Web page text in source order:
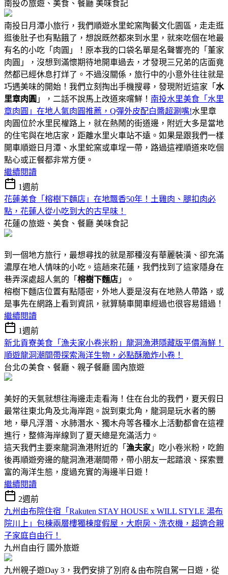
南投の旅遊、美食、餐廳 美味食記
南投日月潭小旅行，我們順遊水里蛇窯陶藝文化園區，走走逛
逛後肚子也有點餓了，想說既然都來到水里，就來吃個在地最
有名的小吃「肉圓」！原本我的口袋名單是名聲響亮的「董家
肉圓」，沒想到滿懷期待地開車過去，才發現三兄弟的店面竟
然都已經休息打烊了。不過沒關係，旅行中的小意外往往就是
巧遇美味的開始！我們立刻掏出手機搜尋，發現附近這家「 水
里章肉圓 」，二話不說馬上改道來嚐鮮！ 南投水里美食「水里
章肉圓」在地人氣肉圓推薦，Q彈外皮配白醬超涮嘴!水里章
肉圓位於水里民權路上，就在熱鬧的街道邊，附近大多是當地
的住宅與在地店家，距離水里火車站不遠。如果是跟我們一樣
開車順遊日月潭、水里蛇窯或車埕一帶，路過這裡順道來吃個
點心或正餐都非常方便。
繼續閱讀
1週前
花蓮美食「榕樹下麵店」在地飄香50年！土雞肉、腿扣肉必
點，花蓮人從小吃到大的古早味！
花蓮の旅遊、美食、餐廳 美味食記
到一個地方旅行，最想尋找的就是那種沒有華麗裝潢、卻充滿
濃厚在地人情味的小吃。這趟來花蓮，我們找到了這家隱身在
巷弄深處超人氣的「 榕樹下麵店 」。
榕樹下麵店位置有點隱密，外地人要是沒有在地熟人帶路，或
是事先在網路上看到資訊，就算騎車開車經過也很容易錯過！
繼續閱讀
1週前
新北貢寮美食「漁夫家小卷米粉」龍洞漁港隱藏版平價海鮮！
順遊龍洞潮間帶探索海洋生物，必點酥脆炸小卷！
台北の美食、餐廳、親子餐廳 國內旅遊
美好的天氣就想往海邊走走看海！住在台北的我們，夏天假日
最常往東北角及北海岸跑。說到東北角，龍洞是玩水者的勝
地，舉凡浮潛、水肺潛水、獨木舟等各種水上活動都會在這裡
進行，整條海岸線到了夏天總是充滿活力。
這天我們主要來龍洞漁港附近的「 漁夫家 」吃小卷米粉，吃飽
後再順遊旁邊的龍洞漁港潮間帶，帶小朋友一起踏浪、探索豐
富的海洋生態，度過充實的海邊半日遊！
繼續閱讀
2週前
九州由布院住宿「Rakuten STAY HOUSE x WILL STYLE 湯布
院川上」包棟兩層樓獨棟度假屋，大廚房、洗衣機，超適合親
子家庭自由行！
九州自由行 國外旅遊
九州親子遊Day 3，我們安排了別府＆由布院自駕一日遊，從